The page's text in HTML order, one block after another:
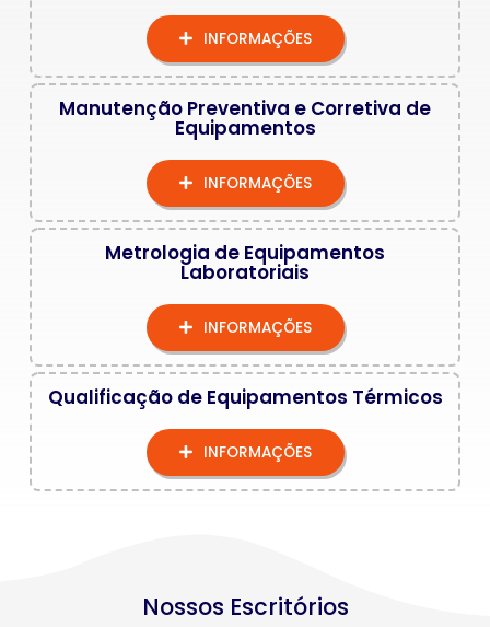
INFORMAÇÕES
Manutenção Preventiva e Corretiva de
Equipamentos
INFORMAÇÕES
Metrologia de Equipamentos
Laboratoriais
INFORMAÇÕES
Qualificação de Equipamentos Térmicos
INFORMAÇÕES
Nossos Escritórios